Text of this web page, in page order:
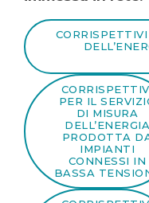
PER IL
DI MISURA
DELL’ENERGIA
PRODOTTA
IMPIANTI
CONNESSI IN
BASSA